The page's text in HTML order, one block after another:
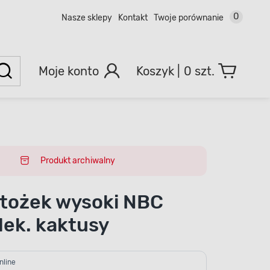
Nasze sklepy Kontakt Twoje porównanie 0
Moje konto 0 szt.
Produkt archiwalny
wysoki NBC
kaktusy